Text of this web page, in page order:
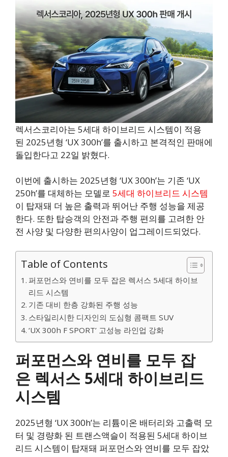
렉서스코리아는 5세대 하이브리드 시스템이 적용
된 2025년형 ‘UX 300h’를 출시하고 본격적인 판매에
돌입한다고 22일 밝혔다.
이번에 출시하는 2025년형 ‘UX 300h’는 기존 ‘UX
250h’를 대체하는 모델로 5세대 하이브리드 시스템
이 탑재돼 더 높은 출력과 뛰어난 주행 성능을 제공
한다. 또한 탑승객의 안전과 주행 편의를 고려한 안
전 사양 및 다양한 편의사양이 업그레이드되었다.
Table of Contents
퍼포먼스와 연비를 모두 잡은 렉서스 5세대 하이브
리드 시스템
기존 대비 한층 강화된 주행 성능
스타일리시한 디자인의 도심형 콤팩트 SUV
‘UX 300h F SPORT’ 고성능 라인업 강화
퍼포먼스와 연비를 모두 잡
은 렉서스 5세대 하이브리드
시스템
2025년형 ‘UX 300h’는 리튬이온 배터리와 고출력 모
터 및 경량화 된 트랜스액슬이 적용된 5세대 하이브
리드 시스템이 탑재돼 퍼포먼스와 연비를 모두 잡았